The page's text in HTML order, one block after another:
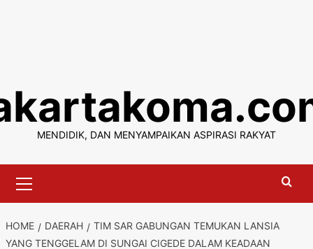
content
MENDIDIK, DAN MENYAMPAIKAN ASPIRASI RAKYAT
Menu
HOME DAERAH
TIM SAR GABUNGAN TEMUKAN LANSIA
YANG TENGGELAM DI SUNGAI CIGEDE DALAM KEADAAN